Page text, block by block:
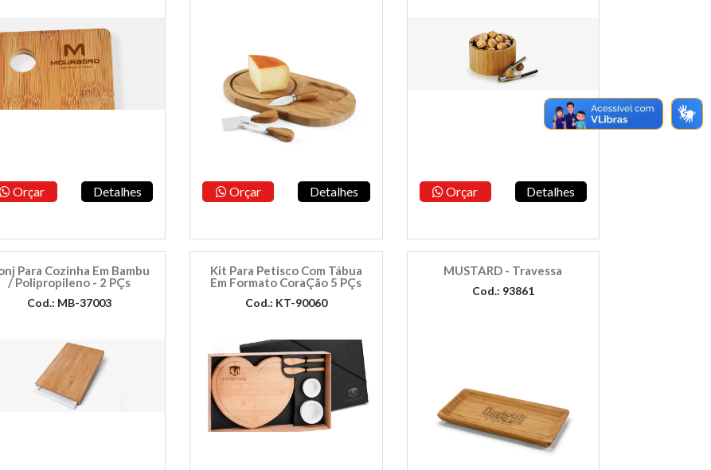
Orçar Detalhes Orçar Detalhes Orçar Detalhes
Para Cozinha Em Bambu
/ Polipropileno - 2 PÇs
Cod.: MB-37003
Kit Para Petisco Com Tábua
Em Formato CoraÇão 5 PÇs
Cod.: KT-90060
MUSTARD - Travessa
Cod.: 93861